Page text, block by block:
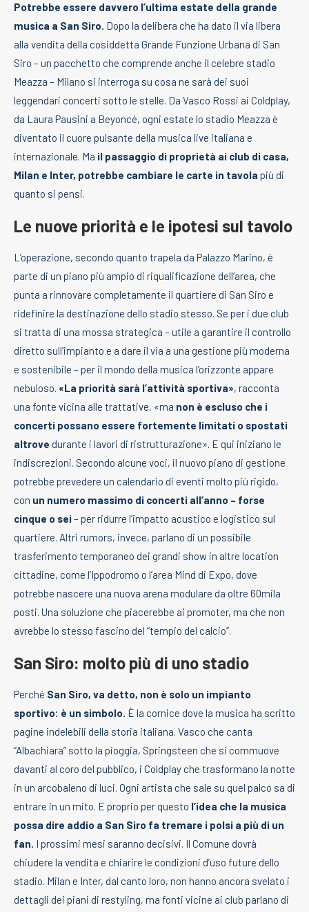
Potrebbe essere davvero l’ultima estate della grande
musica a San Siro. Dopo la delibera che ha dato il via libera
alla vendita della cosiddetta Grande Funzione Urbana di San
Siro – un pacchetto che comprende anche il celebre stadio
Meazza – Milano si interroga su cosa ne sarà dei suoi
leggendari concerti sotto le stelle. Da Vasco Rossi ai Coldplay,
da Laura Pausini a Beyoncé, ogni estate lo stadio Meazza è
diventato il cuore pulsante della musica live italiana e
internazionale. Ma il passaggio di proprietà ai club di casa,
Milan e Inter, potrebbe cambiare le carte in tavola più di
quanto si pensi.
Le nuove priorità e le ipotesi sul tavolo
L’operazione, secondo quanto trapela da Palazzo Marino, è
parte di un piano più ampio di riqualificazione dell’area, che
punta a rinnovare completamente il quartiere di San Siro e
ridefinire la destinazione dello stadio stesso. Se per i due club
si tratta di una mossa strategica – utile a garantire il controllo
diretto sull’impianto e a dare il via a una gestione più moderna
e sostenibile – per il mondo della musica l’orizzonte appare
nebuloso. «La priorità sarà l’attività sportiva», racconta
una fonte vicina alle trattative, «ma non è escluso che i
concerti possano essere fortemente limitati o spostati
altrove durante i lavori di ristrutturazione». E qui iniziano le
indiscrezioni. Secondo alcune voci, il nuovo piano di gestione
potrebbe prevedere un calendario di eventi molto più rigido,
con un numero massimo di concerti all’anno – forse
cinque o sei– per ridurre l’impatto acustico e logistico sul
quartiere. Altri rumors, invece, parlano di un possibile
trasferimento temporaneo dei grandi show in altre location
cittadine, come l’Ippodromo o l’area Mind di Expo, dove
potrebbe nascere una nuova arena modulare da oltre 60mila
posti. Una soluzione che piacerebbe ai promoter, ma che non
avrebbe lo stesso fascino del “tempio del calcio”.
San Siro: molto più di uno stadio
Perché San Siro, va detto, non è solo un impianto
sportivo: è un simbolo. È la cornice dove la musica ha scritto
pagine indelebili della storia italiana. Vasco che canta
“Albachiara” sotto la pioggia, Springsteen che si commuove
davanti al coro del pubblico, i Coldplay che trasformano la notte
in un arcobaleno di luci. Ogni artista che sale su quel palco sa di
entrare in un mito. E proprio per questo l’idea che la musica
possa dire addio a San Siro fa tremare i polsi a più di un
fan. I prossimi mesi saranno decisivi. Il Comune dovrà
chiudere la vendita e chiarire le condizioni d’uso future dello
stadio. Milan e Inter, dal canto loro, non hanno ancora svelato i
dettagli dei piani di restyling, ma fonti vicine ai club parlano di